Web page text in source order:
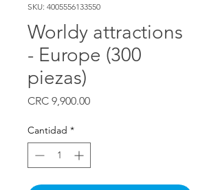
SKU: 4005556133550
Worldy attractions
- Europe (300
piezas)
CRC 9,900.00Precio
Cantidad *